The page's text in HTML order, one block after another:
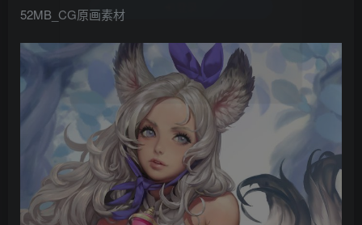
52MB_CG原画素材
社交账号登录
QQ登录